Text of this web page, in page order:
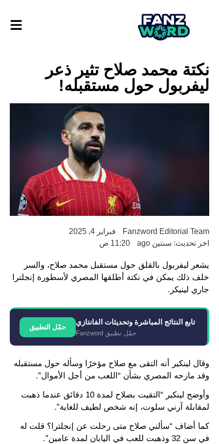
نكتة محمد صلاح تثير ذعر
ليفربول حول مستقبله!
Fanzword Editorial Team
فبراير 4, 2025
اخر تحديث: سنتين ago
11:20 ص
يشعر ليفربول بالقلق حول مستقبل محمد صلاح، والسر
خلف ذلك يمكن في نكتة أطلقها المصري لأسطورة إنجلترا
جاري لينيكر.
تابع النتائج المباشرة وتحديثات الفانتازي
حمّل تطبيق Fanzword
حمّل التطبيق
وقال لينكير أنه التقى مع صلاح مؤخرًا وسأله حول مستقبله
وقد مازحه المصري بشأن “اللعب من أجل الأموال”.
وأوضح لينكير “التقيت بصلاح لمدة 10 دقائق عندما ذهبت
لمقابلة آرني سلوت، إنه شخص لطيف للغاية”.
كما أضاف “سألني صلاح متى رحلت عن إنجلترا؟ قلت له
في سن 32 وذهبت للعب في اليابان لمدة عامين”.